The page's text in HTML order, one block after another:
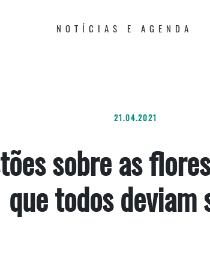
NOTÍCIAS E AGENDA
21.04.2021
sobre as
que todos deviam